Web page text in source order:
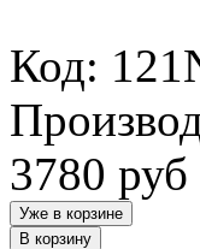
Код:
3780 руб
Уже в корзине
В корзину